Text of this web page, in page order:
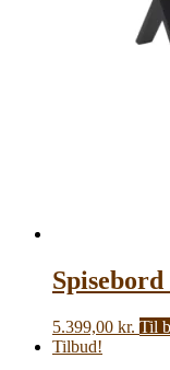
5.399,00 kr. Til
Tilbud!